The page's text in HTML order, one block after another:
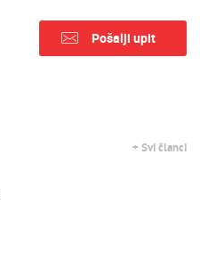
Pošalji upit
+ Svi članci